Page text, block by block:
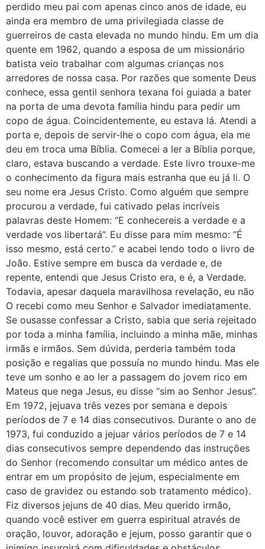
perdido meu pai com apenas cinco anos de idade, eu
ainda era membro de uma privilegiada classe de
guerreiros de casta elevada no mundo hindu. Em um dia
quente em 1962, quando a esposa de um missionário
batista veio trabalhar com algumas crianças nos
arredores de nossa casa. Por razões que somente Deus
conhece, essa gentil senhora texana foi guiada a bater
na porta de uma devota família hindu para pedir um
copo de água. Coincidentemente, eu estava lá. Atendi a
porta e, depois de servir-lhe o copo com água, ela me
deu em troca uma Bíblia. Comecei a ler a Bíblia porque,
claro, estava buscando a verdade. Este livro trouxe-me
o conhecimento da figura mais estranha que eu já li. O
seu nome era Jesus Cristo. Como alguém que sempre
procurou a verdade, fui cativado pelas incríveis
palavras deste Homem: “E conhecereis a verdade e a
verdade vos libertará”. Eu disse para mim mesmo: “É
isso mesmo, está certo.” e acabei lendo todo o livro de
João. Estive sempre em busca da verdade e, de
repente, entendi que Jesus Cristo era, e é, a Verdade.
Todavia, apesar daquela maravilhosa revelação, eu não
O recebi como meu Senhor e Salvador imediatamente.
Se ousasse confessar a Cristo, sabia que seria rejeitado
por toda a minha família, incluindo a minha mãe, minhas
irmãs e irmãos. Sem dúvida, perderia também toda
posição e regalias que possuía no mundo hindu. Mas ele
teve um sonho e ao ler a passagem do jovem rico em
Mateus que nega Jesus, eu disse “sim ao Senhor Jesus”.
Em 1972, jejuava três vezes por semana e depois
períodos de 7 e 14 dias consecutivos. Durante o ano de
1973, fui conduzido a jejuar vários períodos de 7 e 14
dias consecutivos sempre dependendo das instruções
do Senhor (recomendo consultar um médico antes de
entrar em um propósito de jejum, especialmente em
caso de gravidez ou estando sob tratamento médico).
Fiz diversos jejuns de 40 dias. Meu querido irmão,
quando você estiver em guerra espiritual através de
oração, louvor, adoração e jejum, posso garantir que o